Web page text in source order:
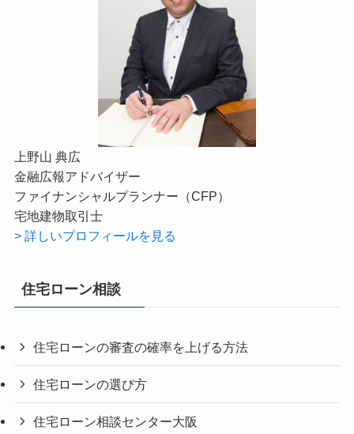
上野山 典広
金融広報アドバイザー
ファイナンシャルプランナー（CFP）
宅地建物取引士
> 詳しいプロフィールを見る
住宅ローン相談
住宅ローンの審査の確率を上げる方法
住宅ローンの選び方
住宅ローン相談センター大阪